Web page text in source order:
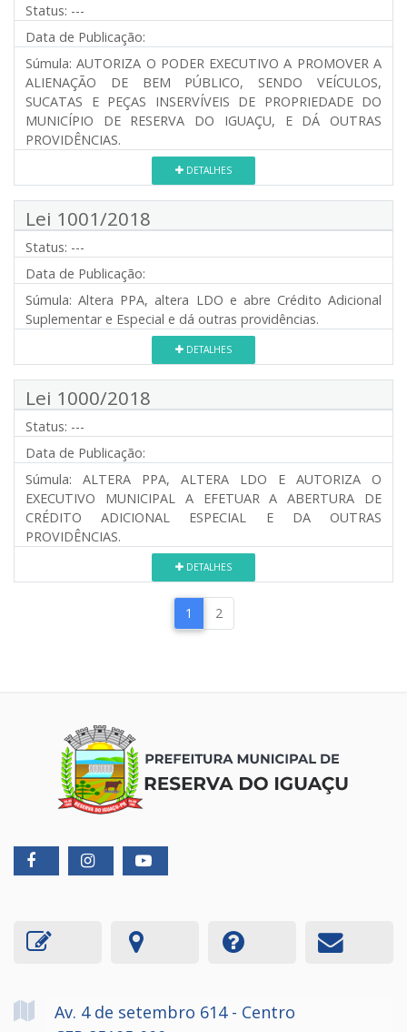
Status: ---
Data de Publicação:
Súmula: AUTORIZA O PODER EXECUTIVO A PROMOVER A
ALIENAÇÃO DE BEM PÚBLICO, SENDO VEÍCULOS,
SUCATAS E PEÇAS INSERVÍVEIS DE PROPRIEDADE DO
MUNICÍPIO DE RESERVA DO IGUAÇU, E DÁ OUTRAS
PROVIDÊNCIAS.
DETALHES
Lei 1001/2018
Status: ---
Data de Publicação:
Súmula: Altera PPA, altera LDO e abre Crédito Adicional
Suplementar e Especial e dá outras providências.
DETALHES
Lei 1000/2018
Status: ---
Data de Publicação:
Súmula: ALTERA PPA, ALTERA LDO E AUTORIZA O
EXECUTIVO MUNICIPAL A EFETUAR A ABERTURA DE
CRÉDITO ADICIONAL ESPECIAL E DA OUTRAS
PROVIDÊNCIAS.
DETALHES
1 2
Av. 4 de setembro 614 - Centro